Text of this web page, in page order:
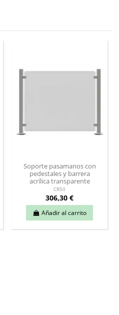
Soporte pasamanos con
pedestales y barrera
acrílica transparente
CR50
306,30 €
Añadir al carrito